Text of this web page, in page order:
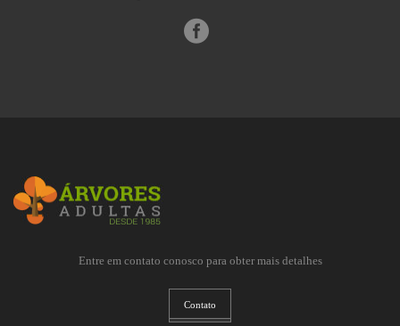
Entre em contato conosco para obter mais detalhes
Contato